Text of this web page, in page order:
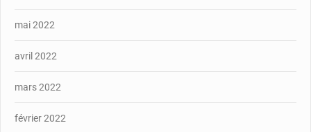
mai 2022
avril 2022
mars 2022
février 2022